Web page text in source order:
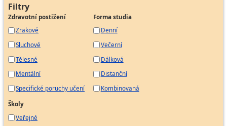
Filtry
Zdravotní postižení
Zrakové
Sluchové
Tělesné
Mentální
Specifické poruchy učení
Forma studia
Denní
Večerní
Dálková
Distanční
Kombinovaná
Školy
Veřejné